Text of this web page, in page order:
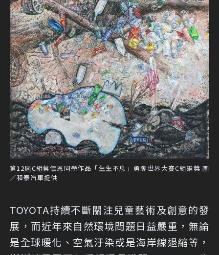
第12屆C組蔡佳恩同學作品「生生不息」勇奪世界大賽C組銅獎 圖
／和泰汽車提供
TOYOTA持續不斷關注兒童藝術及創意的發
展，而近年來自然環境問題日益嚴重，無論
是全球暖化、空氣汙染或是海岸線退縮等，